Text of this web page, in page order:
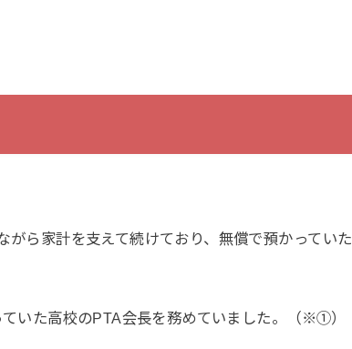
ら家計を支えて続けており、無償で預かっていた
いた高校のPTA会長を務めていました。（※①）